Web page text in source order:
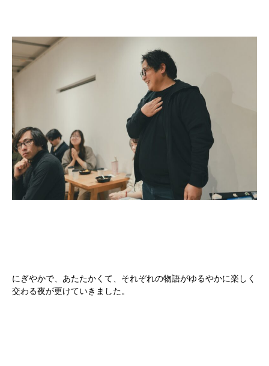
にぎやかで、あたたかくて、それぞれの物語がゆるやかに楽しく
交わる夜が更けていきました。